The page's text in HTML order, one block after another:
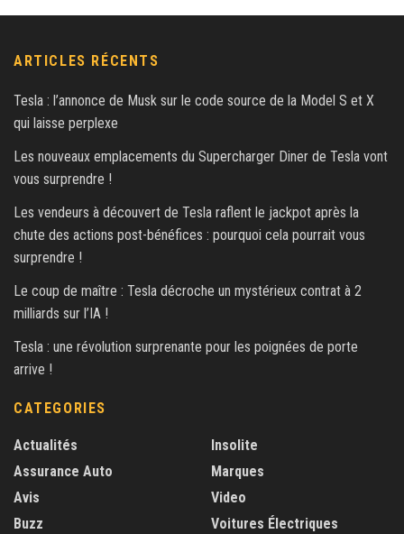
ARTICLES RÉCENTS
Tesla : l’annonce de Musk sur le code source de la Model S et X
qui laisse perplexe
Les nouveaux emplacements du Supercharger Diner de Tesla vont
vous surprendre !
Les vendeurs à découvert de Tesla raflent le jackpot après la
chute des actions post-bénéfices : pourquoi cela pourrait vous
surprendre !
Le coup de maître : Tesla décroche un mystérieux contrat à 2
milliards sur l’IA !
Tesla : une révolution surprenante pour les poignées de porte
arrive !
CATEGORIES
Actualités
Assurance Auto
Avis
Buzz
Insolite
Marques
Video
Voitures Électriques